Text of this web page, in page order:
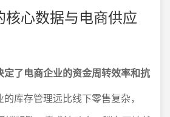
核心数据与电商供应
定了电商企业的资金周转效率和抗
的库存管理远比线下零售复杂，